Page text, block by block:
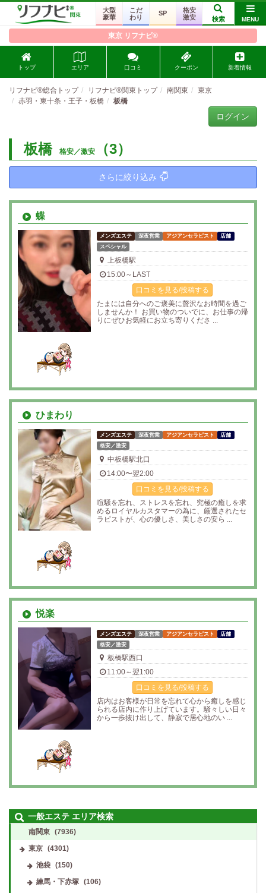
大型
豪華
こだ
わり
SP
格安
激安
検索 MENU
東京 リフナビ®
トップ エリア 口コミ クーポン 新着情報
リフナビ®総合トップ リフナビ®関東トップ 南関東
東京
赤羽・東十条・王子・板橋
板橋
ログイン
板橋 格安／激安 （3）
さらに絞り込み
蝶
メンズエステ 深夜営業 アジアンセラピスト
店舗
スペシャル
上板橋駅
15:00～LAST
口コミを見る/投稿する
たまには自分へのご褒美に贅沢なお時間を過ご
しませんか！ お買い物のついでに、お仕事の帰
りにぜひお気軽にお立ち寄りくださ ...
ひまわり
メンズエステ 深夜営業 アジアンセラピスト
店舗
格安／激安
中板橋駅北口
14:00〜翌2:00
口コミを見る/投稿する
喧騒を忘れ、ストレスを忘れ、究極の癒しを求
めるロイヤルカスタマーの為に、厳選されたセ
ラピストが、心の優しさ、美しさの安ら ...
悦楽
メンズエステ 深夜営業 アジアンセラピスト
店舗
格安／激安
板橋駅西口
11:00～翌1:00
口コミを見る/投稿する
店内はお客様が日常を忘れて心から癒しを感じ
られる店内に作り上げています。騒々しい日々
から一歩抜け出して、静寂で居心地のい ...
一般エステ エリア検索
南関東 (7936)
東京 (4301)
池袋
(150)
練馬・下赤塚
(106)